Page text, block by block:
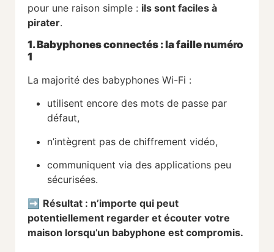
pour une raison simple : ils sont faciles à
pirater.
1. Babyphones connectés : la faille numéro
1
La majorité des babyphones Wi-Fi :
utilisent encore des mots de passe par
défaut,
n’intègrent pas de chiffrement vidéo,
communiquent via des applications peu
sécurisées.
➡️ Résultat : n’importe qui peut
potentiellement regarder et écouter votre
maison lorsqu’un babyphone est compromis.